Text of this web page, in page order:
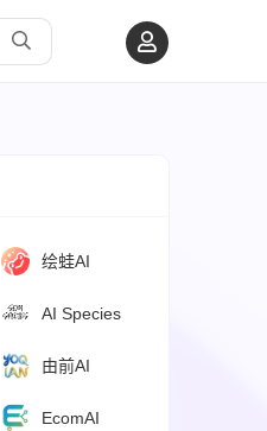
绘蛙AI
AI Species
由前AI
EcomAI